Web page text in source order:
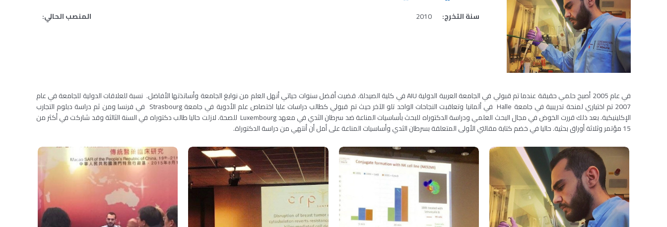
سنة التخرج: 2010 المنصب الحالي:
في عام 2005 أصبح حلمي حقيقة عندما تم قبولي في الجامعة العربية الدولية AIU في كلية الصيدلة. قضيت أفضل سنوات حياتي أنهل العلم من نوابغ الجامعة وأساتذتها الأفاضل. نسبة للعلاقات الدولية للجامعة في عام
2007 تم اختياري لمنحة تدريبية في جامعة Halle في ألمانيا وتعاقبت النجاحات الواحد تلو الآخر حيث تم قبولي كطالب دراسات عليا اختصاص علم الأدوية في جامعة Strasbourg في فرنسا ومن ثم دراسة دبلوم التجارب
الإكلينيكية. بعد ذلك قررت الخوض في مجال البحث العلمي ودراسة الدكتوراه للبحث بأساسيات المناعة ضد سرطان الثدي في معهد Luxembourg للصحة. لازلت حاليا طالب دكتوراه في السنة الثالثة وقد شاركت في أكثر من
15 مؤتمر وثلاثة أوراق بحثية. حاليا في خضم كتابة مقالتي الأولى المتعلقة بسرطان الثدي وأساسيات المناعة على أمل أن أنتهي من دراسة الدكتوراة.